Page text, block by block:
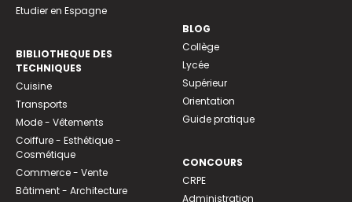
Etudier en Espagne
BIBLIOTHEQUE DES
TECHNIQUES
Cuisine
Transports
Mode - Vêtements
Coiffure - Esthétique -
Cosmétique
Commerce - Vente
Bâtiment - Architecture
BLOG
Collège
Lycée
Supérieur
Orientation
Guide pratique
CONCOURS
CRPE
Administration